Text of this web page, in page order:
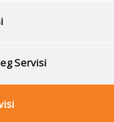
Servisi